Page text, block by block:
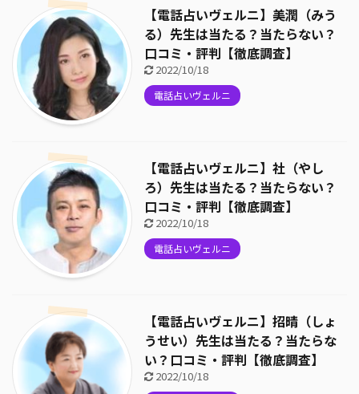
【電話占いヴェルニ】美潤（みう
る）先生は当たる？当たらない？
口コミ・評判【徹底調査】
2022/10/18
電話占いヴェルニ
【電話占いヴェルニ】社（やし
ろ）先生は当たる？当たらない？
口コミ・評判【徹底調査】
2022/10/18
電話占いヴェルニ
【電話占いヴェルニ】招晴（しょ
うせい）先生は当たる？当たらな
い？口コミ・評判【徹底調査】
2022/10/18